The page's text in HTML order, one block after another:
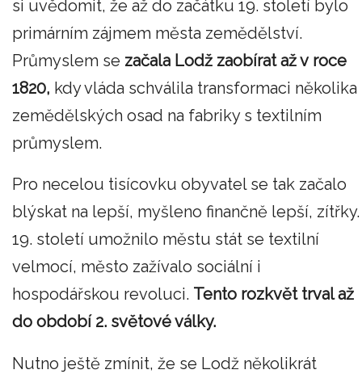
si uvědomit, že až do začátku 19. století bylo
primárním zájmem města zemědělství.
Průmyslem se začala Lodž zaobírat až v roce
1820, kdy vláda schválila transformaci několika
zemědělských osad na fabriky s textilním
průmyslem.
Pro necelou tisícovku obyvatel se tak začalo
blýskat na lepší, myšleno finančně lepší, zítřky.
19. století umožnilo městu stát se textilní
velmocí, město zažívalo sociální i
hospodářskou revoluci. Tento rozkvět trval až
do období 2. světové války.
Nutno ještě zmínit, že se Lodž několikrát